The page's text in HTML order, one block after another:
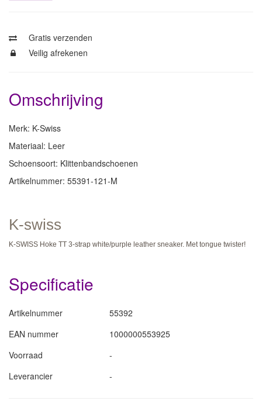
Gratis verzenden
Veilig afrekenen
Omschrijving
Merk: K-Swiss
Materiaal: Leer
Schoensoort: Klittenbandschoenen
Artikelnummer: 55391-121-M
K-swiss
K-SWISS Hoke TT 3-strap white/purple leather sneaker. Met tongue twister!
Specificatie
Artikelnummer
55392
EAN nummer
1000000553925
Voorraad
-
Leverancier
-